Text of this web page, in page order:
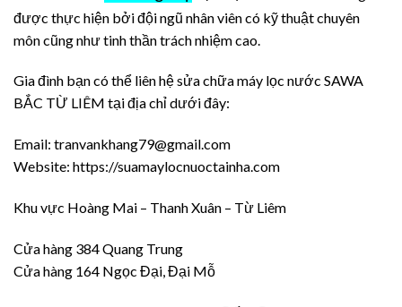
được thực hiện bởi đội ngũ nhân viên có kỹ thuật chuyên
môn cũng như tinh thần trách nhiệm cao.
Gia đình bạn có thể liên hệ sửa chữa máy lọc nước SAWA
BẮC TỪ LIÊM tại địa chỉ dưới đây:
Email: tranvankhang79@gmail.com
Website: https://suamaylocnuoctainha.com
Khu vực Hoàng Mai – Thanh Xuân – Từ Liêm
Cửa hàng 384 Quang Trung
Cửa hàng 164 Ngọc Đại, Đại Mỗ